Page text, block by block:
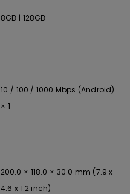
8GB | 128GB
10 / 100 / 1000 Mbps (Android)
× 1
200.0 × 118.0 × 30.0 mm (7.9 x
4.6 x 1.2 inch)